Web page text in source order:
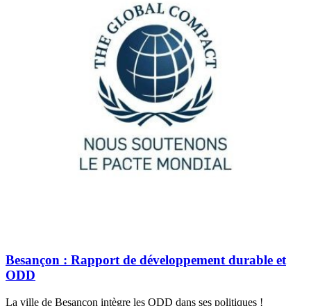
Besançon : Rapport de développement durable et
ODD
La ville de Besançon intègre les ODD dans ses politiques !